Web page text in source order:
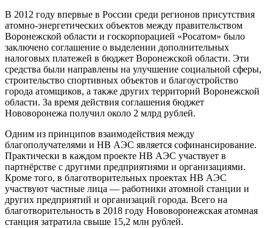
В 2012 году впервые в России среди регионов присутствия
атомно-энергетических объектов между правительством
Воронежской области и госкорпорацией «Росатом» было
заключено соглашение о выделении дополнительных
налоговых платежей в бюджет Воронежской области. Эти
средства были направлены на улучшение социальной сферы,
строительство спортивных объектов и благоустройство
города атомщиков, а также других территорий Воронежской
области. За время действия соглашения бюджет
Нововоронежа получил около 2 млрд рублей.
Одним из принципов взаимодействия между
благополучателями и НВ АЭС является софинансирование.
Практически в каждом проекте НВ АЭС участвует в
партнёрстве с другими предприятиями и организациями.
Кроме того, в благотворительных проектах НВ АЭС
участвуют частные лица — работники атомной станции и
других предприятий и организаций города. Всего на
благотворительность в 2018 году Нововоронежская атомная
станция затратила свыше 15,2 млн рублей.